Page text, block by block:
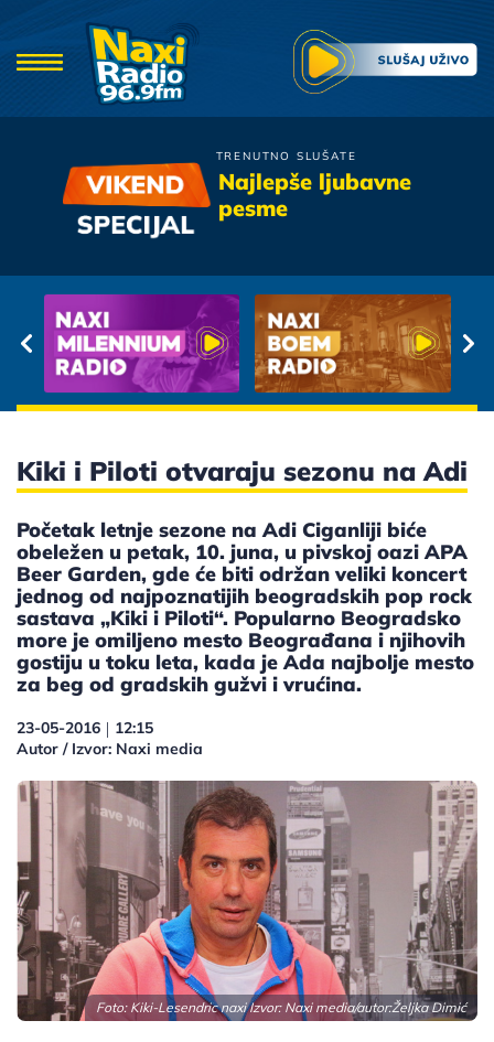
TRENUTNO SLUŠATE
Najlepše ljubavne
pesme
Hari Mata Hari
Bas Ti Lijepo Stoje Suze
Kiki i Piloti otvaraju sezonu na Adi
Početak letnje sezone na Adi Ciganliji biće
obeležen u petak, 10. juna, u pivskoj oazi APA
Beer Garden, gde će biti održan veliki koncert
jednog od najpoznatijih beogradskih pop rock
sastava „Kiki i Piloti“. Popularno Beogradsko
more je omiljeno mesto Beograđana i njihovih
gostiju u toku leta, kada je Ada najbolje mesto
za beg od gradskih gužvi i vrućina.
23-05-2016 | 12:15
Autor / Izvor: Naxi media
Foto: Kiki-Lesendric naxi Izvor: Naxi media/autor:Željka Dimić